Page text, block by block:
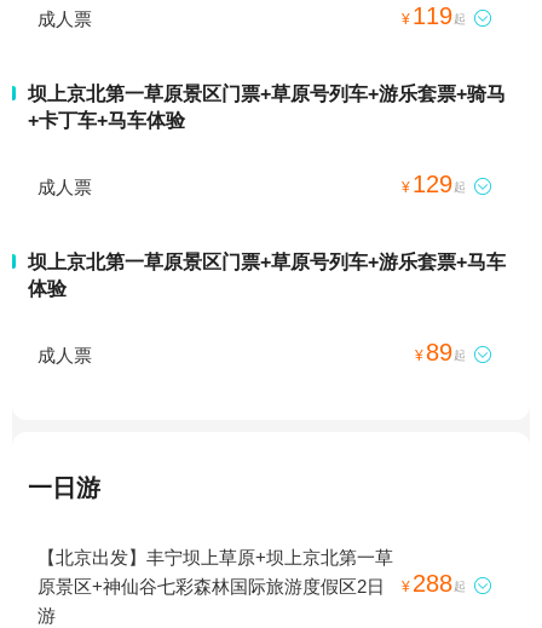
成人票 ¥ 119起 
坝上京北第一草原景区门票+草原号列车+游乐套票+骑马
+卡丁车+马车体验
成人票 ¥ 129起 
坝上京北第一草原景区门票+草原号列车+游乐套票+马车
体验
成人票 ¥ 89起 
一日游
【北京出发】丰宁坝上草原+坝上京北第一草
原景区+神仙谷七彩森林国际旅游度假区2日
游
¥ 288起 